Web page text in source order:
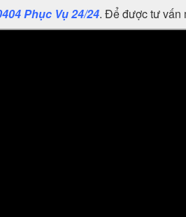
Phục Vụ 24/24. Để được tư vấn